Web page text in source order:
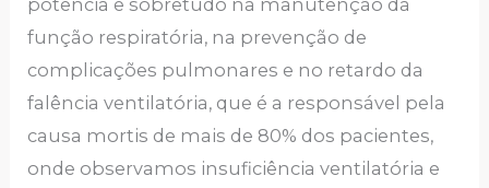
função respiratória, na prevenção de
complicações pulmonares e no retardo da
falência ventilatória, que é a responsável pela
causa mortis de mais de 80% dos pacientes,
onde observamos insuficiência ventilatória e